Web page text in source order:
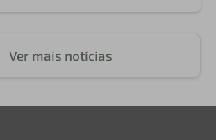
Ver mais notícias